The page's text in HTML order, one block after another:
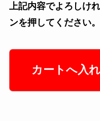
上記内容でよろしけ
ンを押してください。